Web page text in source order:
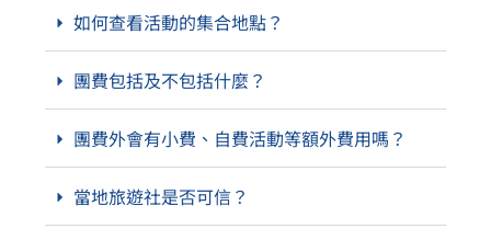
如何查看活動的集合地點？
團費包括及不包括什麼？
團費外會有小費、自費活動等額外費用嗎？
當地旅遊社是否可信？